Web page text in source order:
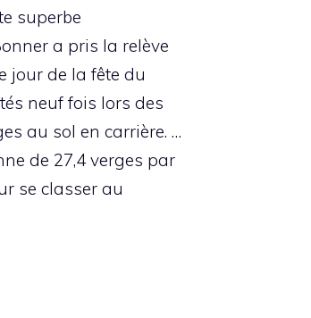
superbe
a pris la relève
jour de la fête du
neuf fois lors des
au sol en carrière. …
de 27,4 verges par
se classer au